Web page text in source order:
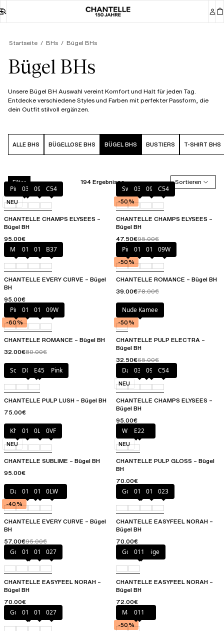
Startseite BHs Bügel BHs
Bügel BHs
Unsere Bügel BH Auswahl vereint Komfort und Halt für jeden Tag.
Entdecke verschiedene Styles und Farben mit perfekter Passform, die
dein Outfit stilvoll ergänzen.
ALLE BHS BÜGELLOSE BHS BÜGEL BHS BUSTIERS T-SHIRT BHS
Filter 194 Ergebnisse
Sortieren
Pink Cloud
035 097 C54
CHANTELLE CHAMPS ELYSEES –
Bügel BH
95.00€
NEU
Sweet Velvet
035 097 C54
CHANTELLE CHAMPS ELYSEES –
Bügel BH
47.50€95.00€
-50%
Milk 011 01N B37
CHANTELLE EVERY CURVE – Bügel
BH
95.00€
Pink 011 01N 09W
CHANTELLE ROMANCE – Bügel BH
39.00€78.00€
-50%
Pink 011 01N 09W
CHANTELLE ROMANCE – Bügel BH
32.00€80.00€
-60%
Nude Kamee
CHANTELLE PULP ELECTRA –
Bügel BH
32.50€65.00€
-50%
Schwarz / Soft Pink
D07 E45
CHANTELLE PULP LUSH – Bügel BH
75.00€
Dazzling Schwarz
035 097 C54
CHANTELLE CHAMPS ELYSEES –
Bügel BH
95.00€
NEU
Khaki011 0LW 0VF
CHANTELLE SUBLIME – Bügel BH
95.00€
NEU
White Dot
E22
CHANTELLE PULP GLOSS – Bügel
BH
70.00€
NEU
Dahlia Mehrfarbig
011 01N 0LW
CHANTELLE EVERY CURVE – Bügel
BH
57.00€95.00€
-40%
Golden Beige
010 011 023
CHANTELLE EASYFEEL NORAH –
Bügel BH
70.00€
Golden Beige
010 011 027
CHANTELLE EASYFEEL NORAH –
Bügel BH
70.00€
Golden Beige
011
CHANTELLE EASYFEEL NORAH –
Bügel BH
72.00€
Golden Beige
010 011 027 Makadam
011
-50%